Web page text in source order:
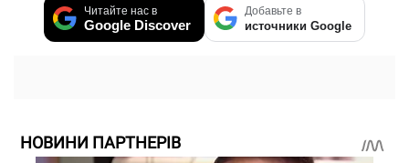
Читайте нас в
Google Discover
Добавьте в
источники Google
НОВИНИ ПАРТНЕРІВ